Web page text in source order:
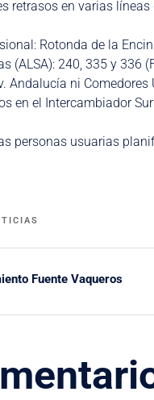
retrasos en varias
Rotonda de la
(ALSA): 240, 335 y 336
Andalucía ni
en el Intercambiador Sur
personas usuarias
Fuente Vaqueros